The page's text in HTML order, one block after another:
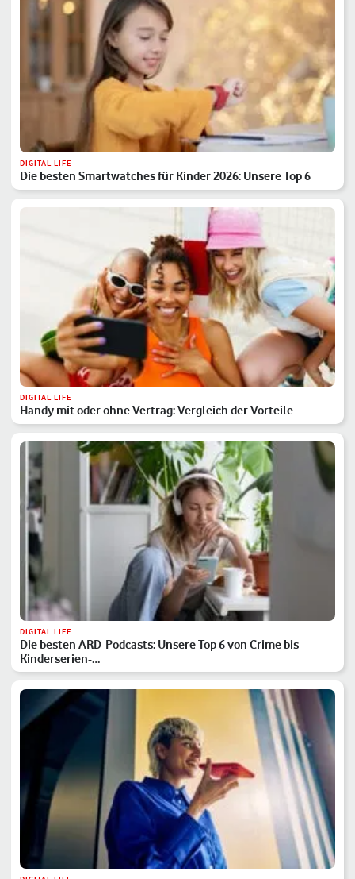
DIGITAL LIFE
Die besten Smartwatches für Kinder 2026: Unsere Top 6
DIGITAL LIFE
Handy mit oder ohne Vertrag: Vergleich der Vorteile
DIGITAL LIFE
Die besten ARD-Podcasts: Unsere Top 6 von Crime bis
Kinderserien-…